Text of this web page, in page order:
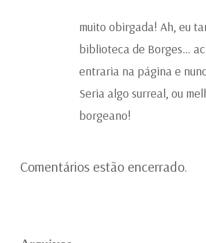
muito obirgada! Ah, eu
biblioteca de Borges…
entraria na página e
Seria algo surreal, ou
borgeano!
Comentários estão encerrado.